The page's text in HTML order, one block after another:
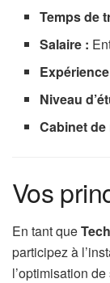
Temps de
Salaire :
Niveau
Cabinet
Vos
En tant que
participez à
l’optimisation